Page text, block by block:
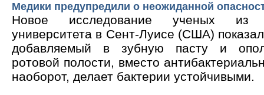
Медики предупредили о неожиданной
Новое исследование ученых из
университета в Сент-Луисе (США)
добавляемый в зубную пасту и
ротовой полости, вместо
наоборот, делает бактерии устойчивыми.